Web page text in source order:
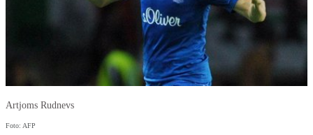
Artjoms Rudnevs
Foto: AFP